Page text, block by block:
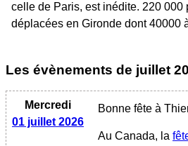
celle de Paris, est inédite. 220 000
déplacées en Gironde dont 40000
Les évènements de juillet
Mercredi
01 juillet 2026
Bonne fête à
Au Canada, la